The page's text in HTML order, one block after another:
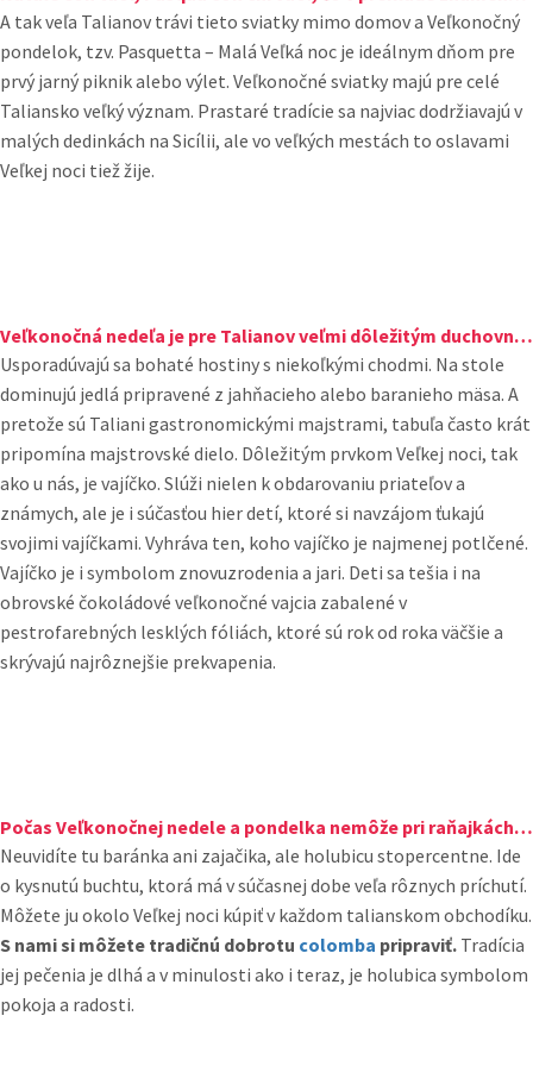
A tak veľa Talianov trávi tieto sviatky mimo domov a Veľkonočný
pondelok, tzv. Pasquetta – Malá Veľká noc je ideálnym dňom pre
prvý jarný piknik alebo výlet. Veľkonočné sviatky majú pre celé
Taliansko veľký význam. Prastaré tradície sa najviac dodržiavajú v
malých dedinkách na Sicílii, ale vo veľkých mestách to oslavami
Veľkej noci tiež žije.
Veľkonočná nedeľa je pre Talianov veľmi dôležitým duchovným sviatkom.
Usporadúvajú sa bohaté hostiny s niekoľkými chodmi. Na stole
dominujú jedlá pripravené z jahňacieho alebo baranieho mäsa. A
pretože sú Taliani gastronomickými majstrami, tabuľa často krát
pripomína majstrovské dielo. Dôležitým prvkom Veľkej noci, tak
ako u nás, je vajíčko. Slúži nielen k obdarovaniu priateľov a
známych, ale je i súčasťou hier detí, ktoré si navzájom ťukajú
svojimi vajíčkami. Vyhráva ten, koho vajíčko je najmenej potlčené.
Vajíčko je i symbolom znovuzrodenia a jari. Deti sa tešia i na
obrovské čokoládové veľkonočné vajcia zabalené v
pestrofarebných lesklých fóliách, ktoré sú rok od roka väčšie a
skrývajú najrôznejšie prekvapenia.
Počas Veľkonočnej nedele a pondelka nemôže pri raňajkách na žiadnom talianskom stole chýbať tradičná colomba.
Neuvidíte tu baránka ani zajačika, ale holubicu stopercentne. Ide
o kysnutú buchtu, ktorá má v súčasnej dobe veľa rôznych príchutí.
Môžete ju okolo Veľkej noci kúpiť v každom talianskom obchodíku.
S nami si môžete tradičnú dobrotu colomba pripraviť. Tradícia
jej pečenia je dlhá a v minulosti ako i teraz, je holubica symbolom
pokoja a radosti.